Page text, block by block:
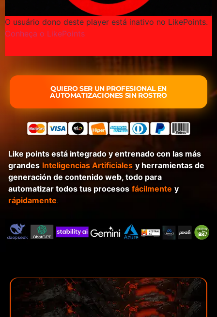
O usuário dono deste player está inativo no LikePoints.
Conheça o LikePoints
QUIERO SER UN PROFESIONAL EN
AUTOMATIZACIONES SIN ROSTRO
Like points está integrado y entrenado con las más
grandes Inteligencias Artificiales y herramientas de
generación de contenido web, todo para
automatizar todos tus procesos fácilmente y
rápidamente.